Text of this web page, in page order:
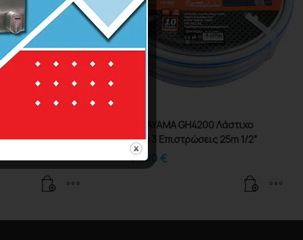
15m 5/8”
NAKAYAMA GH4200 Λάστιχο
Atlas 3 Επιστρώσεις 25m 1/2”
14.00€